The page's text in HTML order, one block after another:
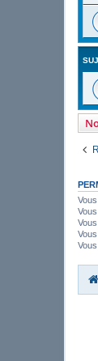
Vous
Vous
Vous
Vous
Vous